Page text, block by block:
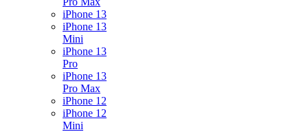
iPhone 13
iPhone 13
Mini
iPhone 13
Pro
iPhone 13
Pro Max
iPhone 12
iPhone 12
Mini